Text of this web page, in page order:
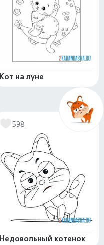
Кот на луне
598
Недовольный котенок